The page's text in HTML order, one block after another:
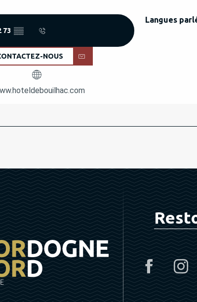
73 ▒▒
NOUS
Langues
Langues